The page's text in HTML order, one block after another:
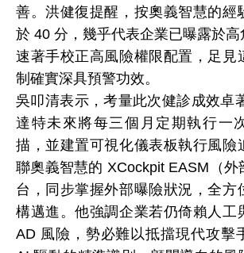
善。洪健復提醒，按奧義智慧的經
於 40 分，幾乎代表企業已曝露於
速著手校正高風險權限配置，足見
制確實深具預警功效。
吳叩清表示，考量此次健診成效卓
達特未來將每三個月定期執行一
描，並建置可視化儀表板執行風險
聯奧義智慧的 XCockpit EASM（外
台，同步掌握外部曝險狀況，全方
構邁進。他強調企業若仍倚賴人工
AD 風險，勢必難以抵擋現代攻擊